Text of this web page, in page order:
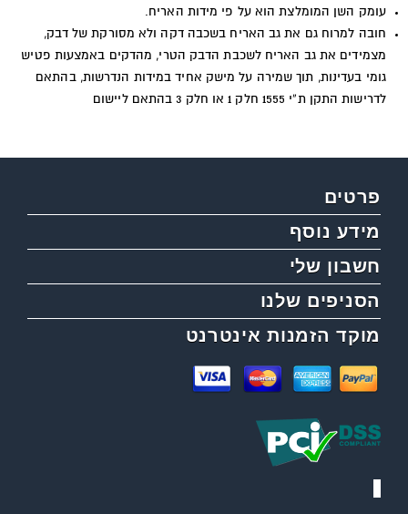
עומק השן המומלצת הוא על פי מידות האריח.
חובה למרוח גם את גב האריח בשכבה דקה ולא מסורקת של דבק,
מצמידים את גב האריח לשכבת הדבק הטרי, מהדקים באמצעות פטיש
גומי בעדינות, תוך שמירה על מישק אחיד במידות הנדרשות, בהתאם
לדרישות התקן ת“י 1555 חלק 1 או חלק 3 בהתאם ליישום
פרטים
מידע נוסף
חשבון שלי
הסניפים שלנו
מוקד הזמנות אינטרנט